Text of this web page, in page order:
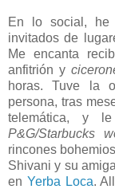
En lo social, he
invitados de
Me encanta
anfitrión y
horas. Tuve la
persona, tras
telemática, y
P&G/Starbucks
rincones
Shivani y su
en Yerba Loca.